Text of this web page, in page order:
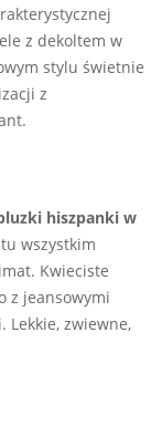
z dekoltem w
stylu świetnie
z
hiszpanki w
wszystkim
Kwieciste
z jeansowymi
Lekkie, zwiewne,